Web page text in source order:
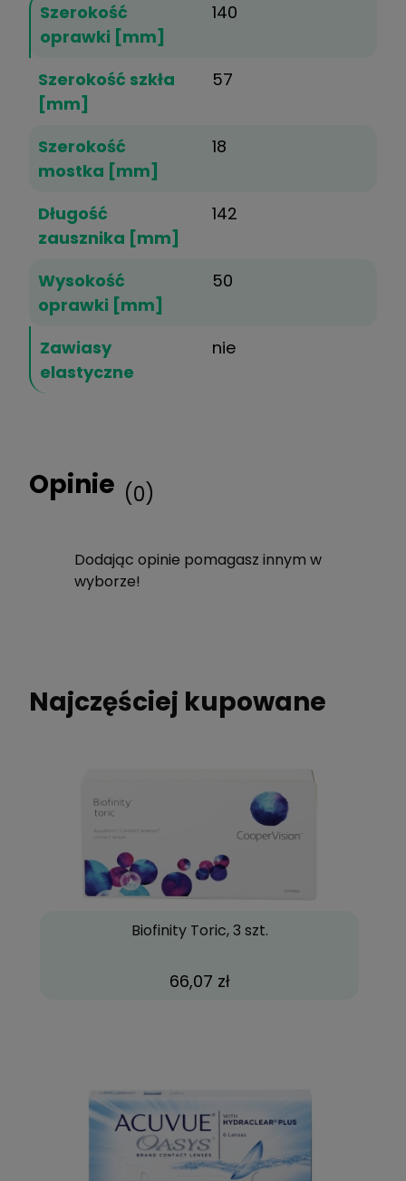
Szerokość
oprawki [mm]
140
Szerokość szkła
[mm]
57
Szerokość
mostka [mm]
18
Długość
zausznika [mm]
142
Wysokość
oprawki [mm]
50
Zawiasy
elastyczne
nie
Opinie (0)
Dodając opinie pomagasz innym w
wyborze!
Najczęściej kupowane
Biofinity Toric, 3 szt.
66,07 zł